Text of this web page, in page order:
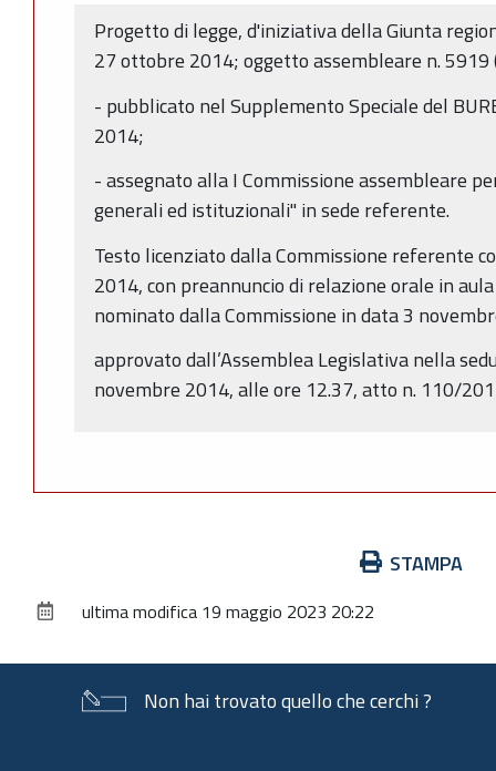
Progetto di legge, d'iniziativa della Giunta
27 ottobre 2014; oggetto assembleare n. 5919
- pubblicato nel Supplemento Speciale del
2014;
- assegnato alla I Commissione assembleare
generali ed istituzionali" in sede referente.
Testo licenziato dalla Commissione referente
2014, con preannuncio di relazione orale in
nominato dalla Commissione in data 3
approvato dall’Assemblea Legislativa nella
novembre 2014, alle ore 12.37, atto n. 110/
documento
STAMPA
ultima modifica 19 maggio 2023 20:22
Non hai trovato quello che cerchi ?